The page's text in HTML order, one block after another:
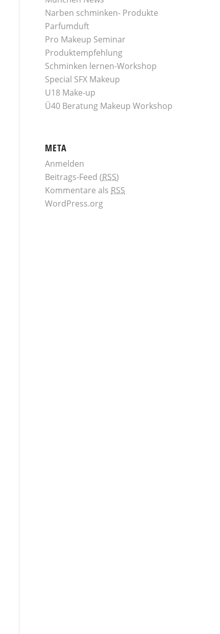
Narben schminken- Produkte
Parfumduft
Pro Makeup Seminar
Produktempfehlung
Schminken lernen-Workshop
Special SFX Makeup
U18 Make-up
Ü40 Beratung Makeup Workshop
META
Anmelden
Beitrags-Feed (RSS)
Kommentare als RSS
WordPress.org